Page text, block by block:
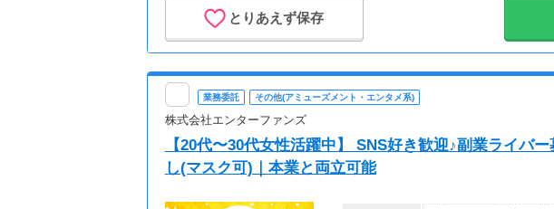
とりあえず保存
業務委託 その他(アミューズメント・エンタメ系)
株式会社エンターファンズ
【20代〜30代女性活躍中】 SNS好き歓迎♪副業ライバ
し(マスク可)｜本業と両立可能